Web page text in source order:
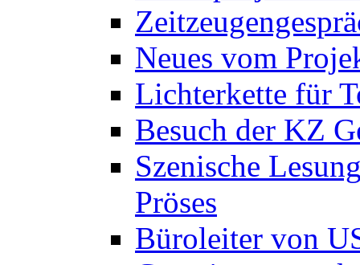
Neues vom
Lichterkette für
Besuch der KZ
Szenische
Pröses
Büroleiter von